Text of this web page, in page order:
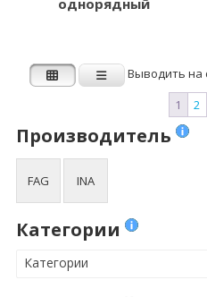
однорядный
Выводить на
1
2
Производитель
FAG INA
Категории
Категории